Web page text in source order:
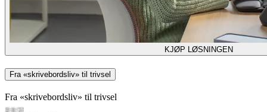
KJØP LØSNINGEN
Fra «skrivebordsliv» til trivsel
Fra «skrivebordsliv» til trivsel